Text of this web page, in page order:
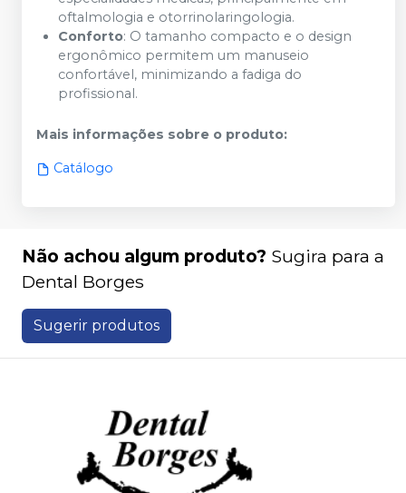
oftalmologia e otorrinolaringologia.
Conforto: O tamanho compacto e o design
ergonômico permitem um manuseio
confortável, minimizando a fadiga do
profissional.
Mais informações sobre o produto:
Catálogo
Não achou algum produto? Sugira para a
Dental Borges
Sugerir produtos